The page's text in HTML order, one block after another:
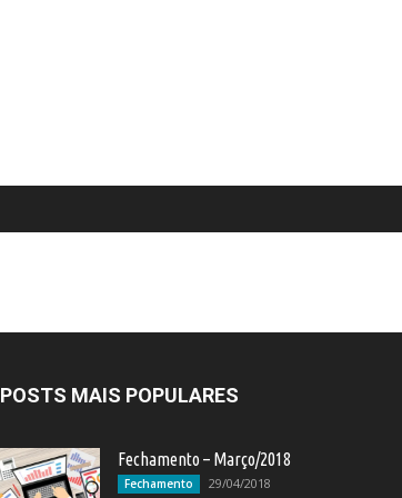
POSTS MAIS POPULARES
Fechamento – Março/2018
Fechamento 29/04/2018